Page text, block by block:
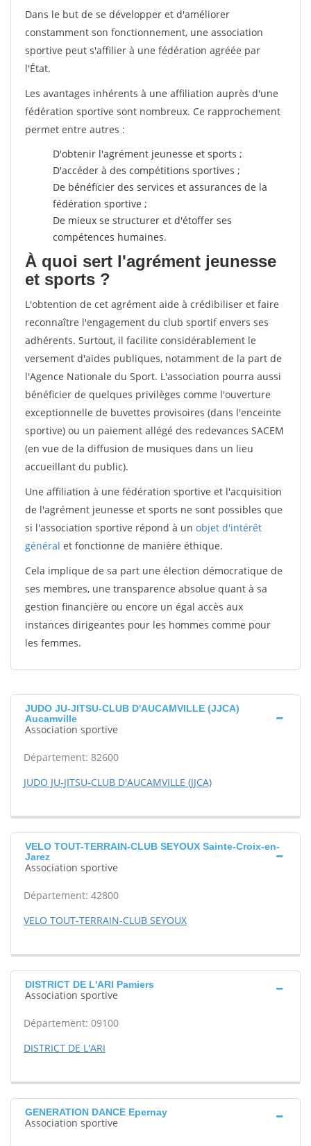
Dans le but de se développer et d'améliorer
constamment son fonctionnement, une association
sportive peut s'affilier à une fédération agréée par
l'État.
Les avantages inhérents à une affiliation auprès d'une
fédération sportive sont nombreux. Ce rapprochement
permet entre autres :
D'obtenir l'agrément jeunesse et sports ;
D'accéder à des compétitions sportives ;
De bénéficier des services et assurances de la
fédération sportive ;
De mieux se structurer et d'étoffer ses
compétences humaines.
À quoi sert l'agrément jeunesse
et sports ?
L'obtention de cet agrément aide à crédibiliser et faire
reconnaître l'engagement du club sportif envers ses
adhérents. Surtout, il facilite considérablement le
versement d'aides publiques, notamment de la part de
l'Agence Nationale du Sport. L'association pourra aussi
bénéficier de quelques privilèges comme l'ouverture
exceptionnelle de buvettes provisoires (dans l'enceinte
sportive) ou un paiement allégé des redevances SACEM
(en vue de la diffusion de musiques dans un lieu
accueillant du public).
Une affiliation à une fédération sportive et l'acquisition
de l'agrément jeunesse et sports ne sont possibles que
si l'association sportive répond à un objet d'intérêt
général et fonctionne de manière éthique.
Cela implique de sa part une élection démocratique de
ses membres, une transparence absolue quant à sa
gestion financière ou encore un égal accès aux
instances dirigeantes pour les hommes comme pour
les femmes.
JUDO JU-JITSU-CLUB D'AUCAMVILLE (JJCA)
Aucamville
Association sportive
Département: 82600
JUDO JU-JITSU-CLUB D'AUCAMVILLE (JJCA)
VELO TOUT-TERRAIN-CLUB SEYOUX Sainte-Croix-en-
Jarez
Association sportive
Département: 42800
VELO TOUT-TERRAIN-CLUB SEYOUX
DISTRICT DE L'ARI Pamiers
Association sportive
Département: 09100
DISTRICT DE L'ARI
GENERATION DANCE Epernay
Association sportive